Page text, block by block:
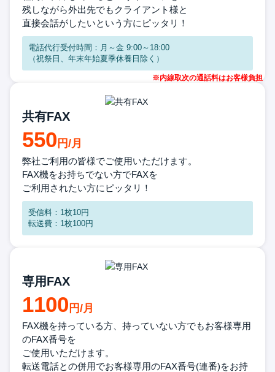
残しながら外出先でもクライアント様と
直接会話がしたいという方にピッタリ！
電話代行受付時間：月～金 9:00～18:00
（祝祭日、年末年始夏季休養日除く）
共有FAX
550
弊社ご利用の皆様でご使用いただけます。
FAX機をお持ちでない方でFAXを
ご利用されたい方に ピッタリ！
受信料：1枚10円
転送費：1枚100円
専用FAX
1100
FAX機を持っている方、持っていない方でもお客様専用
のFAX番号を
ご使用いただけます。
転送電話との併用でお客様専用のFAX番号(連番)をお持